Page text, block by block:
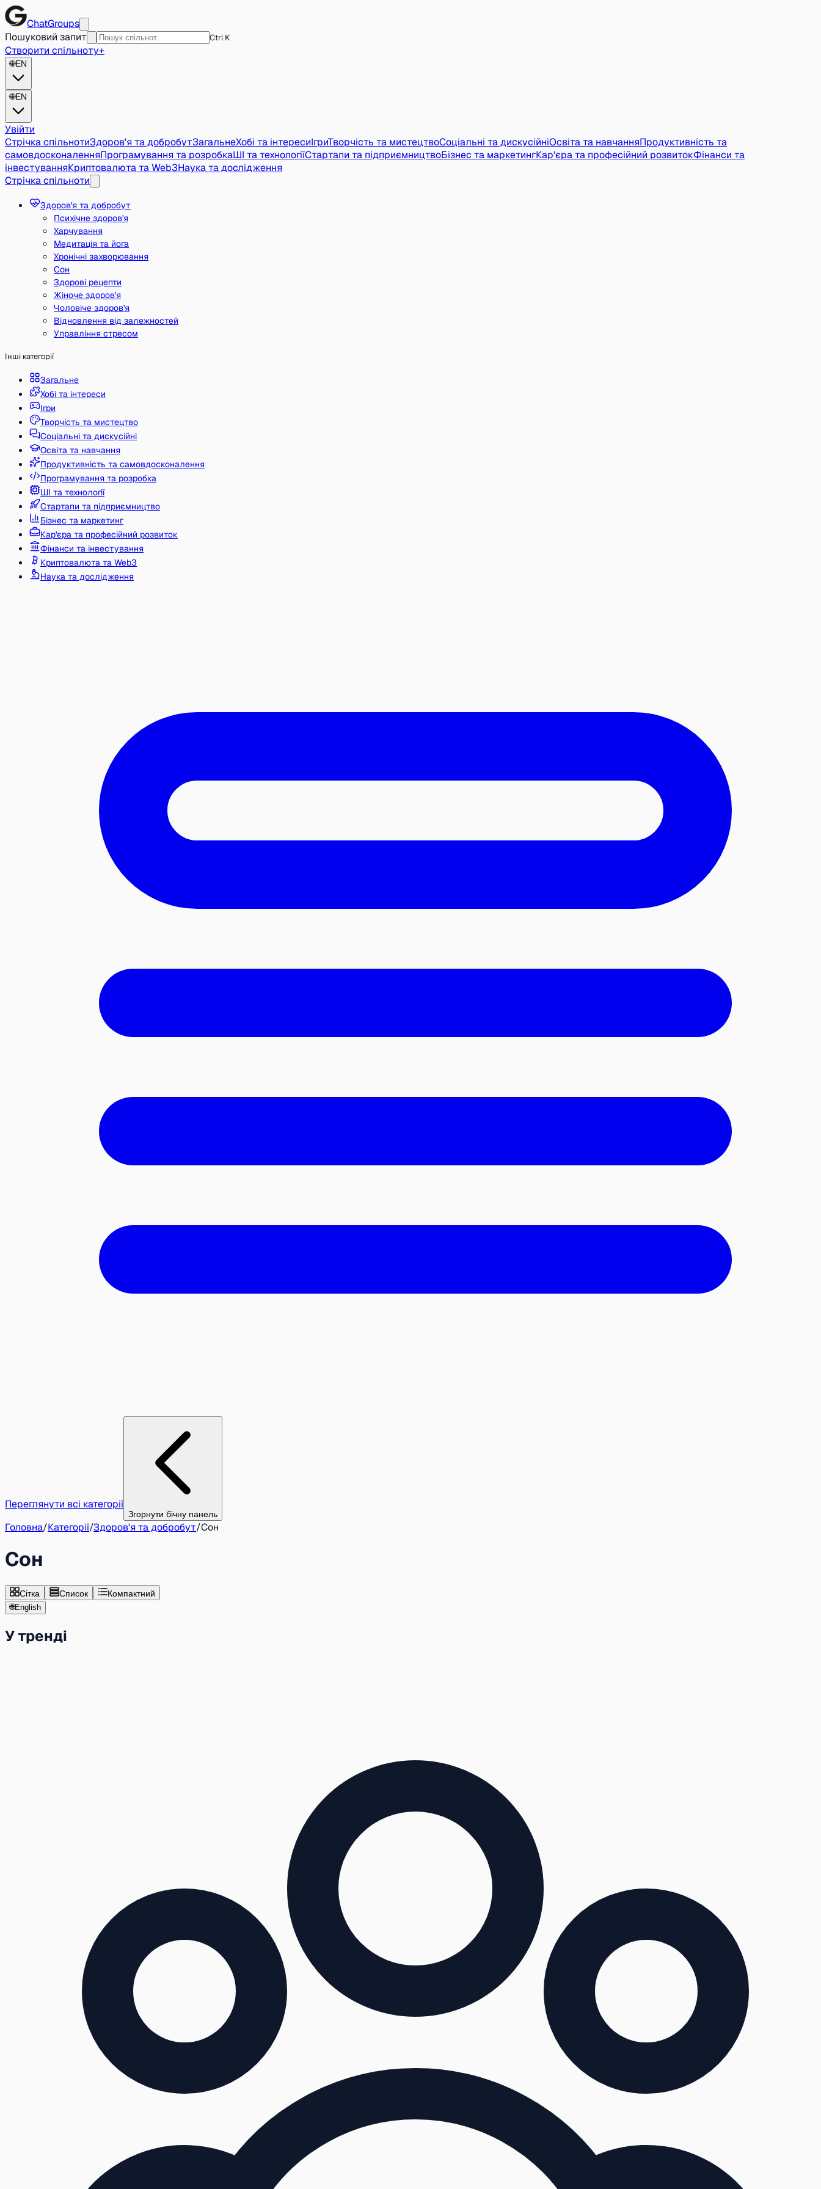
ChatGroups
Пошуковий запит
Ctrl K
Створити спільноту+
🌐EN
🌐EN
Увійти
Стрічка спільнотиЗдоров'я та добробутЗагальнеХобі та інтересиІгриТворчість та мистецтвоСоціальні та дискусійніОсвіта та навчанняПродуктивність та
самовдосконаленняПрограмування та розробкаШІ та технологіїСтартапи та підприємництвоБізнес та маркетингКар'єра та професійний розвитокФінанси та
інвестуванняКриптовалюта та Web3Наука та дослідження
Стрічка спільноти
Здоров'я та добробут
Психічне здоров'я
Харчування
Медитація та йога
Хронічні захворювання
Сон
Здорові рецепти
Жіноче здоров'я
Чоловіче здоров'я
Відновлення від залежностей
Управління стресом
Інші категорії
Загальне
Хобі та інтереси
Ігри
Творчість та мистецтво
Соціальні та дискусійні
Освіта та навчання
Продуктивність та самовдосконалення
Програмування та розробка
ШІ та технології
Стартапи та підприємництво
Бізнес та маркетинг
Кар'єра та професійний розвиток
Фінанси та інвестування
Криптовалюта та Web3
Наука та дослідження
Переглянути всі категорії
Згорнути бічну панель
Головна/Категорії/Здоров'я та добробут/Сон
Сон
Сітка Список Компактний
🌐English
У тренді